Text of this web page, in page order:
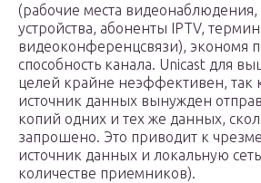
(рабочие места
устройства, абоненты IPTV,
видеоконференцсвязи), экономя
способность канала. Unicast для
целей крайне неэффективен, так
источник данных вынужден
копий одних и тех же данных,
запрошено. Это приводит к
источник данных и локальную
количестве приемников).